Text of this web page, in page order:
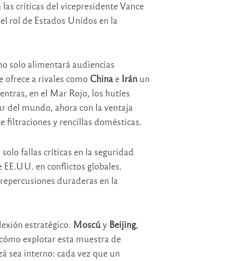
críticas del vicepresidente Vance
rol de Estados Unidos en la
solo alimentará audiencias
a rivales como Chinae Iránun
en el Mar Rojo, los hutíes
del mundo, ahora con la ventaja
filtraciones y rencillas domésticas.
fallas críticas en la seguridad
en conflictos globales.
duraderas en la
estratégico. Moscúy Beijing,
explotar esta muestra de
sea interno: cada vez que un